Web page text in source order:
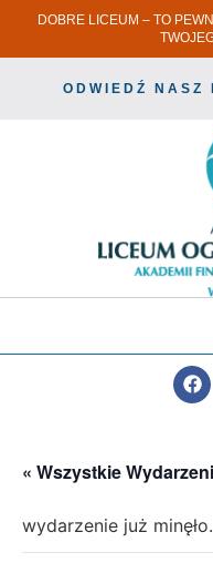
DOBRE LICEUM – TO
ODWIEDŹ NASZ
« Wszystkie
wydarzenie już minęło.